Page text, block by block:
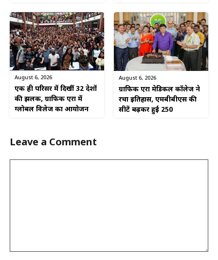
August 6, 2026
एक ही परिसर में दिखीं 32 देशों
की झलक, ग्राफिक एरा में
ग्लोबल विलेज का आयोजन
August 6, 2026
ग्राफिक एरा मेडिकल कॉलेज ने
रचा इतिहास, एमबीबीएस की
सीटें बढ़कर हुईं 250
Leave a Comment